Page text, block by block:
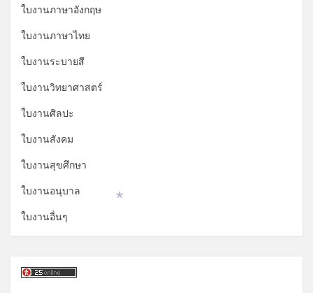
ใบงานภาษาอังกฤษ
ใบงานภาษาไทย
ใบงานระบายสี
ใบงานวิทยาศาสตร์
ใบงานศิลปะ
ใบงานสังคม
ใบงานสุขศึกษา
ใบงานอนุบาล
ใบงานอื่นๆ